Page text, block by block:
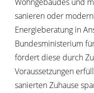
sanieren oder
Energieberatung in
Bundesministerium
fördert diese durch
Voraussetzungen
sanierten Zuhause